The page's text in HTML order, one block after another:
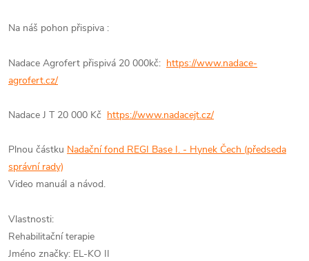
Na náš pohon přispiva :
Nadace Agrofert přispivá 20 000kč: https://www.nadace-
agrofert.cz/
Nadace J T 20 000 Kč https://www.nadacejt.cz/
Plnou částku Nadační fond REGI Base I. - Hynek Čech (předseda
správní rady)
Video manuál a návod.
Vlastnosti:
Rehabilitační terapie
Jméno značky: EL-KO II